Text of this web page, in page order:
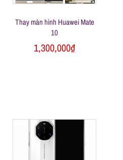
Thay màn hình Huawei Mate
10
1,300,000₫